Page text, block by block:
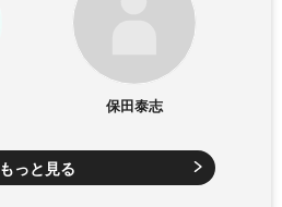
保田泰志
もっと見る